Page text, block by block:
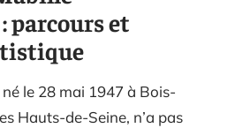
parcours et
le 28 mai 1947 à Bois-
Hauts-de-Seine, n’a pas